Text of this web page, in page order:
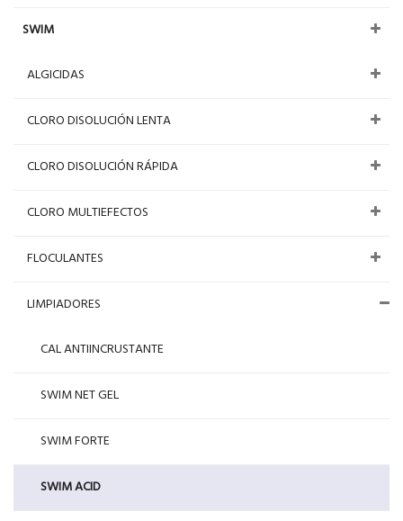
SWIM
ALGICIDAS
CLORO DISOLUCIÓN LENTA
CLORO DISOLUCIÓN RÁPIDA
CLORO MULTIEFECTOS
FLOCULANTES
LIMPIADORES
CAL ANTIINCRUSTANTE
SWIM NET GEL
SWIM FORTE
SWIM ACID